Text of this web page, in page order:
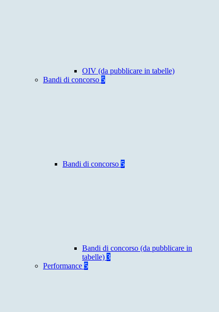
OIV (da pubblicare in tabelle)
Bandi di concorso 5
Bandi di concorso 5
Bandi di concorso (da pubblicare in
tabelle) 3
Performance 5